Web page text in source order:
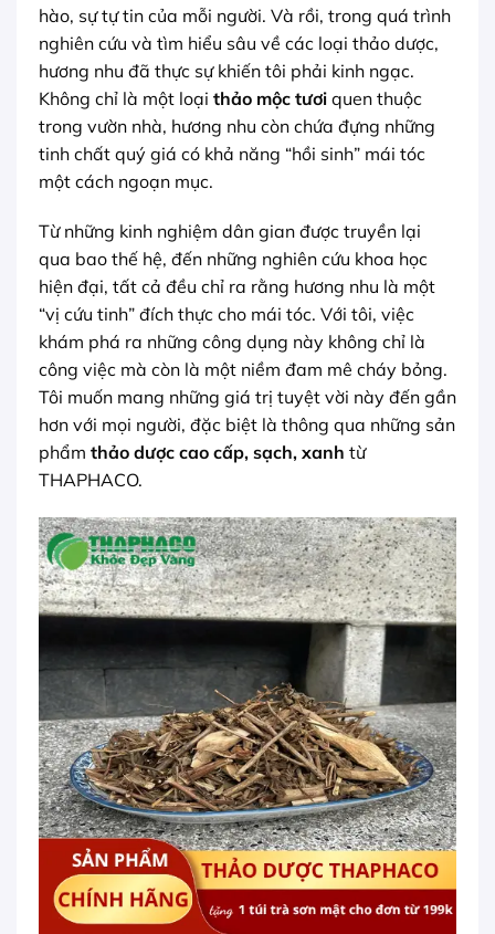
hào, sự tự tin của mỗi người. Và rồi, trong quá trình
nghiên cứu và tìm hiểu sâu về các loại thảo dược,
hương nhu đã thực sự khiến tôi phải kinh ngạc.
Không chỉ là một loại thảo mộc tươi quen thuộc
trong vườn nhà, hương nhu còn chứa đựng những
tinh chất quý giá có khả năng “hồi sinh” mái tóc
một cách ngoạn mục.
Từ những kinh nghiệm dân gian được truyền lại
qua bao thế hệ, đến những nghiên cứu khoa học
hiện đại, tất cả đều chỉ ra rằng hương nhu là một
“vị cứu tinh” đích thực cho mái tóc. Với tôi, việc
khám phá ra những công dụng này không chỉ là
công việc mà còn là một niềm đam mê cháy bỏng.
Tôi muốn mang những giá trị tuyệt vời này đến gần
hơn với mọi người, đặc biệt là thông qua những sản
phẩm thảo dược cao cấp, sạch, xanh từ
THAPHACO.